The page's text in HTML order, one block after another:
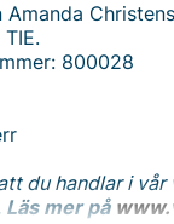
Amanda
TIE.
800028
du handlar i
Läs mer på